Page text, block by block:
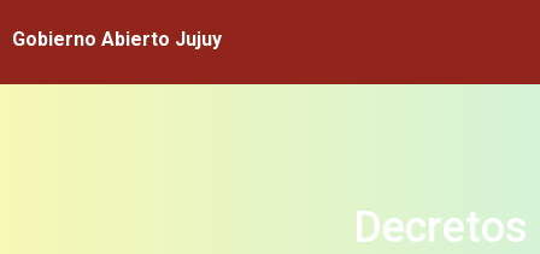
Gobierno Abierto Jujuy